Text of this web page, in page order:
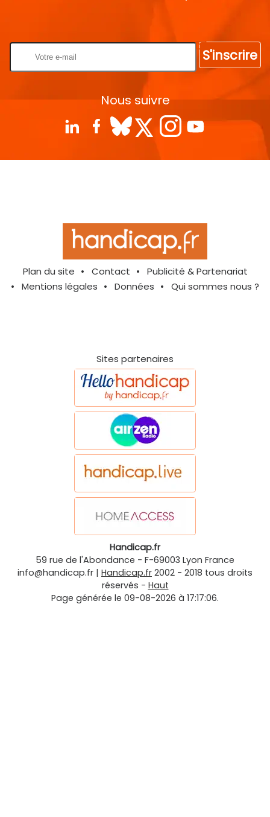
S'inscrire
Nous suivre
Plan du site Contact
Publicité & Partenariat
Mentions légales
Données Qui sommes nous ?
Sites partenaires
Handicap.fr
59 rue de l'Abondance - F-69003 Lyon France
info@handicap.fr | Handicap.fr 2002 - 2018 tous droits
réservés - Haut
Page générée le 09-08-2026 à 17:17:06.